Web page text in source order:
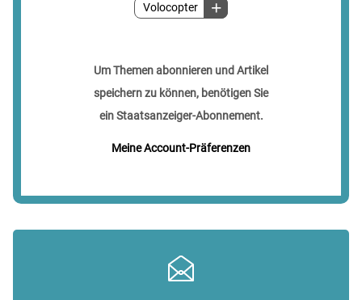
Volocopter
Um Themen abonnieren und Artikel
speichern zu können, benötigen Sie
ein Staatsanzeiger-Abonnement.
Meine Account-Präferenzen